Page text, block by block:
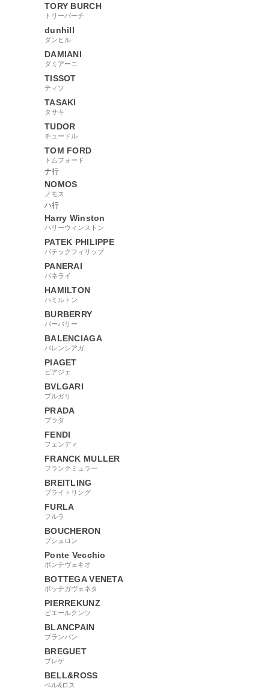
TORY BURCH
トリーバーチ
dunhill
ダンヒル
DAMIANI
ダミアーニ
TISSOT
ティソ
TASAKI
タサキ
TUDOR
チュードル
TOM FORD
トムフォード
ナ行
NOMOS
ノモス
ハ行
Harry Winston
ハリーウィンストン
PATEK PHILIPPE
パテックフィリップ
PANERAI
パネライ
HAMILTON
ハミルトン
BURBERRY
バーバリー
BALENCIAGA
バレンシアガ
PIAGET
ピアジェ
BVLGARI
ブルガリ
PRADA
プラダ
FENDI
フェンディ
FRANCK MULLER
フランクミュラー
BREITLING
ブライトリング
FURLA
フルラ
BOUCHERON
ブシュロン
Ponte Vecchio
ポンテヴェキオ
BOTTEGA VENETA
ボッテガヴェネタ
PIERREKUNZ
ピエールクンツ
BLANCPAIN
ブランパン
BREGUET
ブレゲ
BELL&ROSS
ベル&ロス